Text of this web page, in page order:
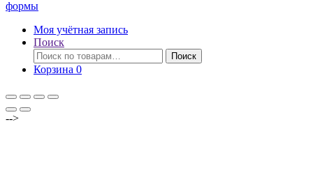
формы
Моя учётная запись
Поиск
Искать:
Поиск
Корзина 0
-->